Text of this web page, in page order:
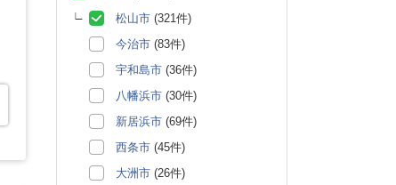
松山市 (321件)
今治市 (83件)
宇和島市 (36件)
八幡浜市 (30件)
新居浜市 (69件)
西条市 (45件)
大洲市 (26件)